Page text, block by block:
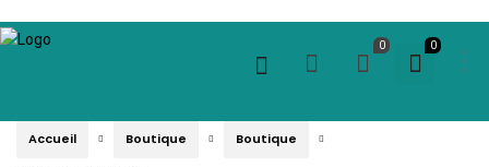
0
0
Accueil Boutique Boutique